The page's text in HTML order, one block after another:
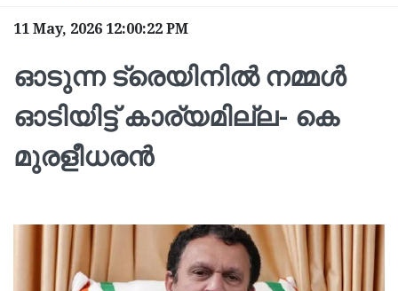
11 May, 2026 12:00:22 PM
ഓടുന്ന ട്രെയിനില്‍ നമ്മള്‍
ഓടിയിട്ട് കാര്യമില്ല- കെ
മുരളീധരന്‍